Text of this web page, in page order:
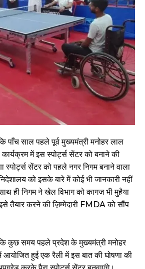
पाँच साल पहले पूर्व मुख्यमंत्री मनोहर लाल
में इस स्पोर्ट्स सेंटर को बनाने की
स्पोर्ट्स सेंटर को पहले नगर निगम बनाने वाला
को इसके बारे में कोई भी जानकारी नहीं
ही निगम ने खेल विभाग को कागज भी मुहैया
तैयार करने की ज़िम्मेदारी FMDA को सौंप
कुछ समय पहले प्रदेश के मुख्यमंत्री मनोहर
हुई एक रैली में इस बात की घोषणा की